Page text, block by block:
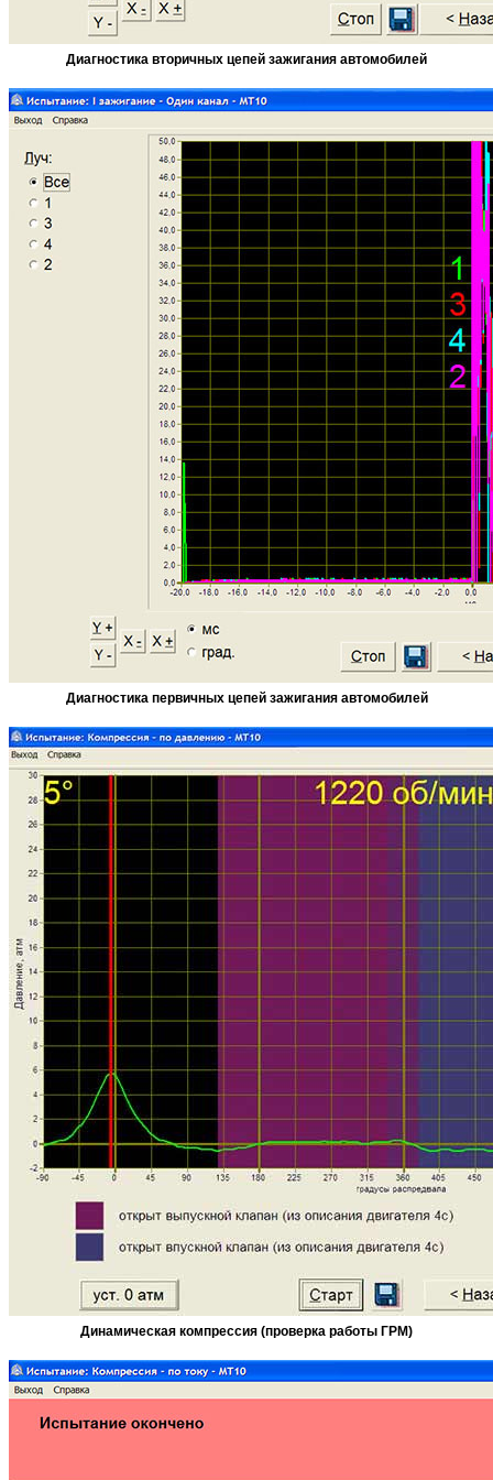
Диагностика вторичных цепей зажигания автомобилей
Диагностика первичных цепей зажигания автомобилей
Динамическая компрессия (проверка работы ГРМ)